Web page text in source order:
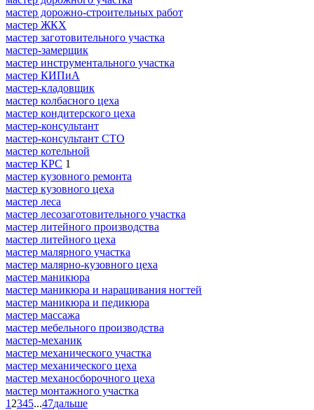
мастер дорожно-строительных работ
мастер ЖКХ
мастер заготовительного участка
мастер-замерщик
мастер инструментального участка
мастер КИПиА
мастер-кладовщик
мастер колбасного цеха
мастер кондитерского цеха
мастер-консультант
мастер-консультант СТО
мастер котельной
мастер КРС 1
мастер кузовного ремонта
мастер кузовного цеха
мастер леса
мастер лесозаготовительного участка
мастер литейного производства
мастер литейного цеха
мастер малярного участка
мастер малярно-кузовного цеха
мастер маникюра
мастер маникюра и наращивания ногтей
мастер маникюра и педикюра
мастер массажа
мастер мебельного производства
мастер-механик
мастер механического участка
мастер механического цеха
мастер механосборочного цеха
мастер монтажного участка
1 2345...47дальше